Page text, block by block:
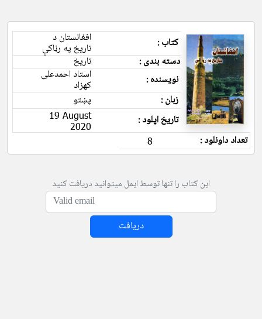
کتاب : افغانستان د
تاریخ په رڼاکې
دسته بندی :
تاریخ
نویسنده :
استاد احمدعلی
کهزاد
زبان :
پښتو
تاریخ اپلود :
19 August
2020
تعداد داونلود : 8
این کتاب را تنها توسط ایمل میتوانید دریافت کنید
دریافت